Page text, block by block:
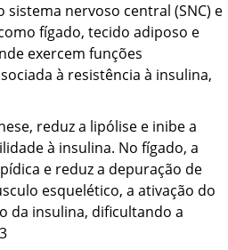
nervoso central (SNC) e
fígado, tecido adiposo e
exercem funções
à resistência à insulina,
reduz a lipólise e inibe a
à insulina. No fígado, a
e reduz a depuração de
esquelético, a ativação do
da insulina, dificultando a